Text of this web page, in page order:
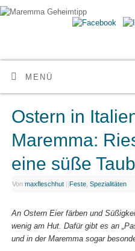
Maremma
MENÜ
Ostern in
Maremma:
eine süße
Von maxfleschhut ||Feste, Spezialitäten
An Ostern Eier färben und
wenig am Hut. Dafür gibt es an
und in der Maremma sogar